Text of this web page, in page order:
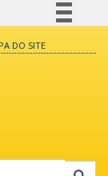
DO SITE